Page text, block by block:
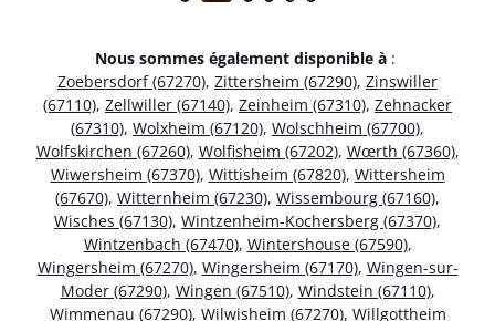
Nous sommes également disponible à :
Zoebersdorf (67270), Zittersheim (67290), Zinswiller
(67110), Zellwiller (67140), Zeinheim (67310), Zehnacker
(67310), Wolxheim (67120), Wolschheim (67700),
Wolfskirchen (67260), Wolfisheim (67202), Wœrth (67360),
Wiwersheim (67370), Wittisheim (67820), Wittersheim
(67670), Witternheim (67230), Wissembourg (67160),
Wisches (67130), Wintzenheim-Kochersberg (67370),
Wintzenbach (67470), Wintershouse (67590),
Wingersheim (67270), Wingersheim (67170), Wingen-sur-
Moder (67290), Wingen (67510), Windstein (67110),
Wimmenau (67290), Wilwisheim (67270), Willgottheim